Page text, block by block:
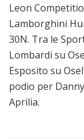
Leon
Lamborghini
30N. Tra le
Lombardi su
Esposito su
podio per
Aprilia.